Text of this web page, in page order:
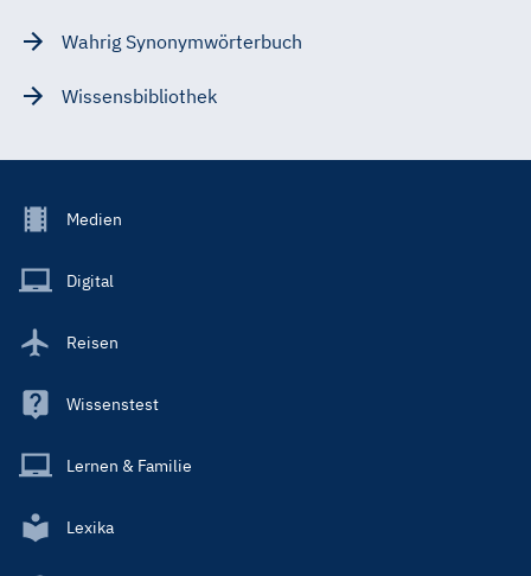
Wahrig Synonymwörterbuch
Wissensbibliothek
Footer
Main
Medien
Digital
Reisen
Wissenstest
Lernen & Familie
Lexika